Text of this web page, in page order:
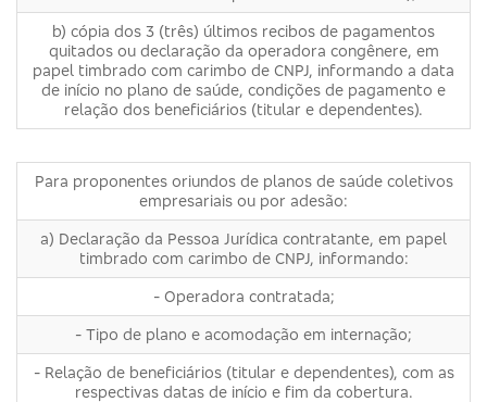
b) cópia dos 3 (três) últimos recibos de pagamentos
quitados ou declaração da operadora congênere, em
papel timbrado com carimbo de CNPJ, informando a data
de início no plano de saúde, condições de pagamento e
relação dos beneficiários (titular e dependentes).
Para proponentes oriundos de planos de saúde coletivos
empresariais ou por adesão:
a) Declaração da Pessoa Jurídica contratante, em papel
timbrado com carimbo de CNPJ, informando:
- Operadora contratada;
- Tipo de plano e acomodação em internação;
- Relação de beneficiários (titular e dependentes), com as
respectivas datas de início e fim da cobertura.